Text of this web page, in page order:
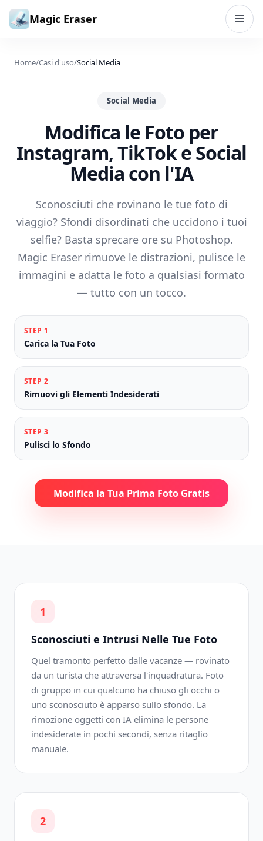
Vai al contenuto
Magic Eraser
Home/Casi d'uso/Social Media
Social Media
Modifica le Foto per
Instagram, TikTok e Social
Media con l'IA
Sconosciuti che rovinano le tue foto di
viaggio? Sfondi disordinati che uccidono i tuoi
selfie? Basta sprecare ore su Photoshop.
Magic Eraser rimuove le distrazioni, pulisce le
immagini e adatta le foto a qualsiasi formato
— tutto con un tocco.
STEP 1
Carica la Tua Foto
STEP 2
Rimuovi gli Elementi Indesiderati
STEP 3
Pulisci lo Sfondo
Modifica la Tua Prima Foto Gratis
1
Sconosciuti e Intrusi Nelle Tue Foto
Quel tramonto perfetto dalle vacanze — rovinato
da un turista che attraversa l'inquadratura. Foto
di gruppo in cui qualcuno ha chiuso gli occhi o
uno sconosciuto è apparso sullo sfondo. La
rimozione oggetti con IA elimina le persone
indesiderate in pochi secondi, senza ritaglio
manuale.
2